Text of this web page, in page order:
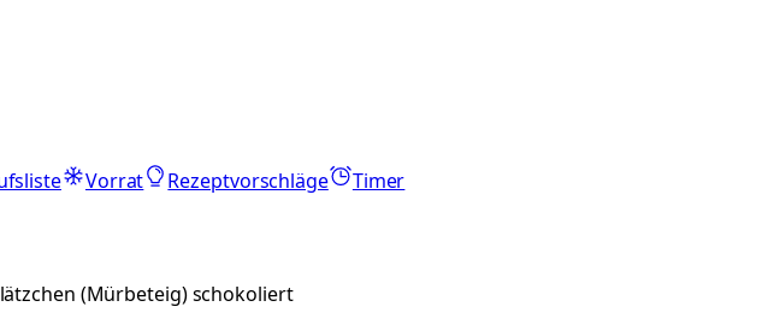
Vorrat Rezeptvorschläge
Timer
(Mürbeteig) schokoliert